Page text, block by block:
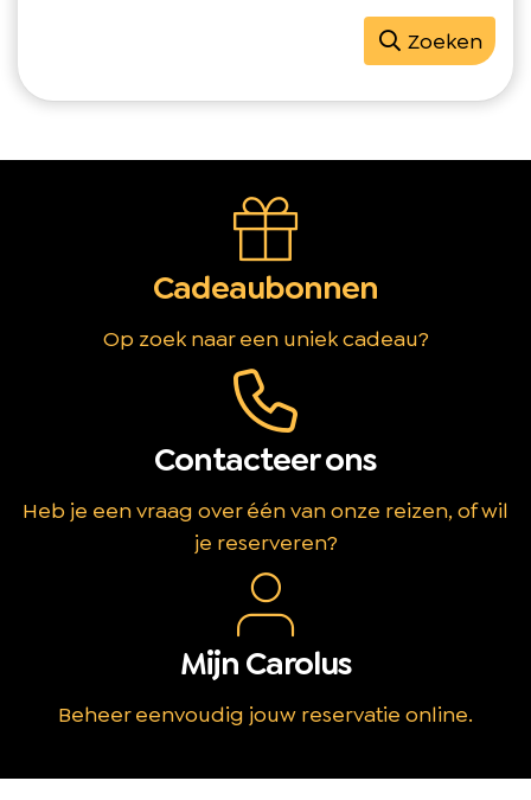
Zoeken
Cadeaubonnen
Op zoek naar een uniek cadeau?
Contacteer ons
Heb je een vraag over één van onze reizen, of wil
je reserveren?
Mijn Carolus
Beheer eenvoudig jouw reservatie online.